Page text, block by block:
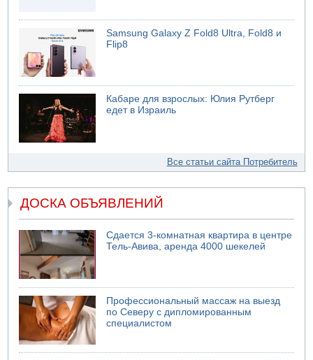
Samsung Galaxy Z Fold8 Ultra, Fold8 и
Flip8
Кабаре для взрослых: Юлия Рутберг
едет в Израиль
Все статьи сайта Потребитель
ДОСКА ОБЪЯВЛЕНИЙ
Сдается 3-комнатная квартира в центре
Тель-Авива, аренда 4000 шекелей
Профессиональный массаж на выезд
по Северу с дипломированным
специалистом